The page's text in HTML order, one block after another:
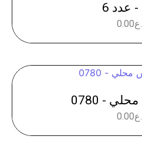
عدد 6
0.00
- 0780
0.00